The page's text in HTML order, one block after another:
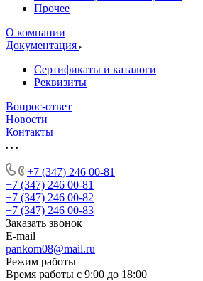
Прочее
О компании
Документация
Сертификаты и каталоги
Реквизиты
Вопрос-ответ
Новости
Контакты
+7 (347) 246 00-81
+7 (347) 246 00-81
+7 (347) 246 00-82
+7 (347) 246 00-83
Заказать звонок
E-mail
pankom08@mail.ru
Режим работы
Время работы с 9:00 до 18:00